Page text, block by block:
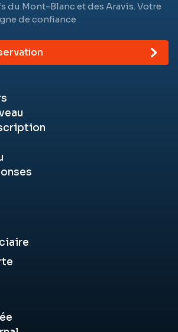
du Mont-Blanc et des Aravis. Votre
de confiance